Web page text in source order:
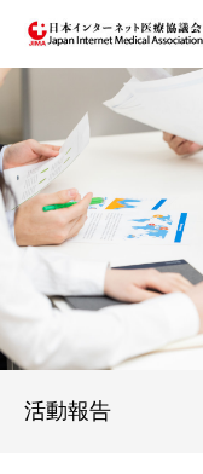
活動報告